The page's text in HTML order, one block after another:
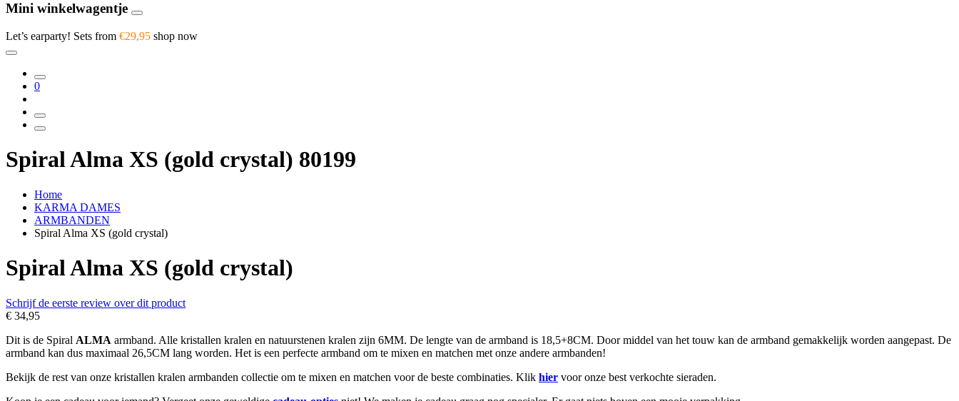
Mini winkelwagentje
Let’s earparty! Sets from €29,95 shop now
0
Spiral Alma XS (gold crystal) 80199
Home
KARMA DAMES
ARMBANDEN
Spiral Alma XS (gold crystal)
Spiral Alma XS (gold crystal)
Schrijf de eerste review over dit product
€ 34,95
Dit is de Spiral ALMA armband. Alle kristallen kralen en natuurstenen kralen zijn 6MM. De lengte van de armband is 18,5+8CM. Door middel van het touw kan de armband gemakkelijk worden aangepast. De
armband kan dus maximaal 26,5CM lang worden. Het is een perfecte armband om te mixen en matchen met onze andere armbanden!
Bekijk de rest van onze kristallen kralen armbanden collectie om te mixen en matchen voor de beste combinaties. Klik hier voor onze best verkochte sieraden.